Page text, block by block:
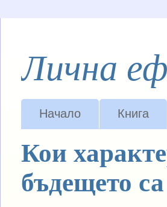
Лична
Начало Книга
Кои
бъдещето